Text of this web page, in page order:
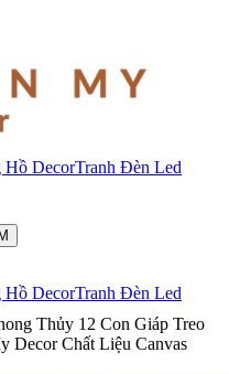
DecorTranh Đèn Led
DecorTranh Đèn Led
Thủy 12 Con Giáp Treo
Decor Chất Liệu Canvas